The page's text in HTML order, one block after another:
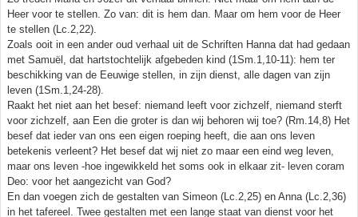
Heer voor te stellen. Zo van: dit is hem dan. Maar om hem voor de Heer
te stellen (Lc.2,22).
Zoals ooit in een ander oud verhaal uit de Schriften Hanna dat had gedaan
met Samuël, dat hartstochtelijk afgebeden kind (1Sm.1,10-11): hem ter
beschikking van de Eeuwige stellen, in zijn dienst, alle dagen van zijn
leven (1Sm.1,24-28).
Raakt het niet aan het besef: niemand leeft voor zichzelf, niemand sterft
voor zichzelf, aan Een die groter is dan wij behoren wij toe? (Rm.14,8) Het
besef dat ieder van ons een eigen roeping heeft, die aan ons leven
betekenis verleent? Het besef dat wij niet zo maar een eind weg leven,
maar ons leven -hoe ingewikkeld het soms ook in elkaar zit- leven coram
Deo: voor het aangezicht van God?
En dan voegen zich de gestalten van Simeon (Lc.2,25) en Anna (Lc.2,36)
in het tafereel. Twee gestalten met een lange staat van dienst voor het